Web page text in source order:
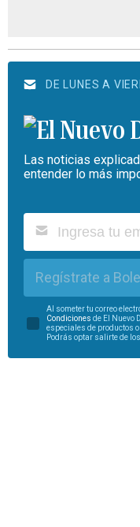
DE LUNES A
Las noticias
entender lo más
Regístrate a
Al someter tu correo
Condiciones de El Nuevo
especiales de productos
Podrás optar salirte de